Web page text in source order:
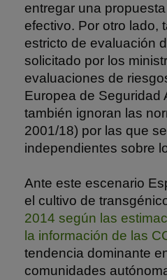
entregar una
efectivo. Por otro lado,
estricto de evaluación
solicitado por los
evaluaciones de
Europea de Seguridad
también ignoran las
2001/18) por las que
independientes sobre
Ante este escenario
el cultivo de
2014 según las
la información de las
tendencia dominante
comunidades